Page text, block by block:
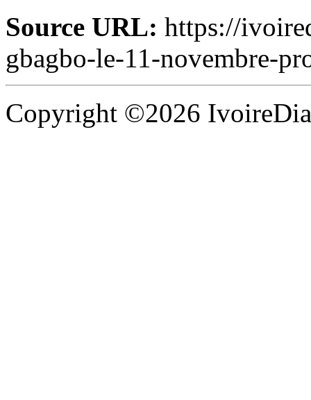
Source URL: https://
gbagbo-le-11-novembre-
Copyright ©2026